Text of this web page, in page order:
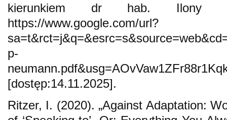
kierunkiem dr hab. Ilony
https://www.google.com/url?
p-
[dostęp:14.11.2025].
Ritzer, I. (2020). „Against Adaptation: